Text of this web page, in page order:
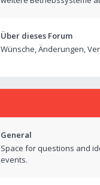
Über dieses Forum
Wünsche, Änderungen,
General
Space for questions and
events.